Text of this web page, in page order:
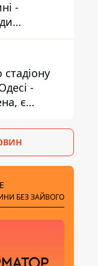
-
-
є
БЕЗ ЗАЙВОГО